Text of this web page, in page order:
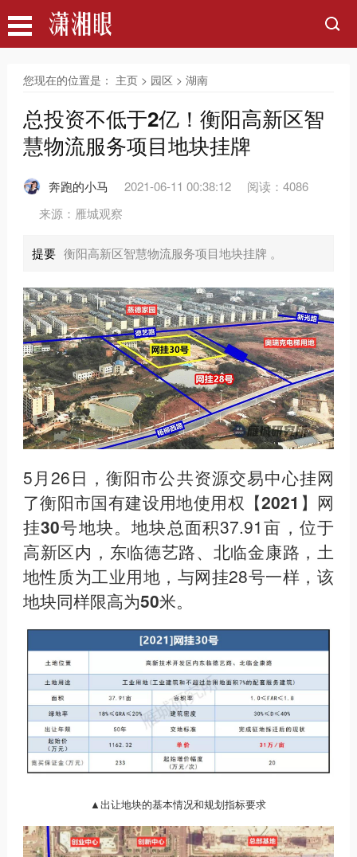
您现在的位置是： 主页> 园区 > 湖南
总投资不低于2亿！衡阳高新区智
慧物流服务项目地块挂牌
奔跑的小马 2021-06-11 00:38:12
阅读：4086
来源：雁城观察
提要 衡阳高新区智慧物流服务项目地块挂牌 。
5月26日，衡阳市公共资源交易中心挂网
了衡阳市国有建设用地使用权【2021】网
挂30号地块。地块总面积37.91亩，位于
高新区内，东临德艺路、北临金康路，土
地性质为工业用地，与网挂28号一样，该
地块同样限高为50米。
▲出让地块的基本情况和规划指标要求